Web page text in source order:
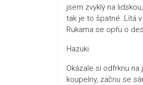
jsem zvyklý na
tak je to špatné. Lítá
Rukama se opřu o
Hazuki
Okázale si odfrknu
koupelny, začnu se